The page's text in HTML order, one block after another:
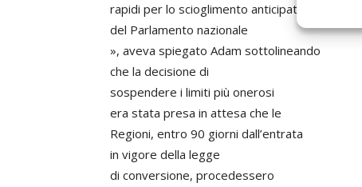
rapidi per lo scioglimento anticipato
del Parlamento nazionale
», aveva spiegato Adam sottolineando
che la decisione di
sospendere i limiti più onerosi
era stata presa in attesa che le
Regioni, entro 90 giorni dall’entrata
in vigore della legge
di conversione, procedessero